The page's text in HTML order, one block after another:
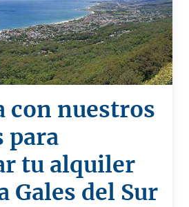
con nuestros
para
tu alquiler
Gales del Sur